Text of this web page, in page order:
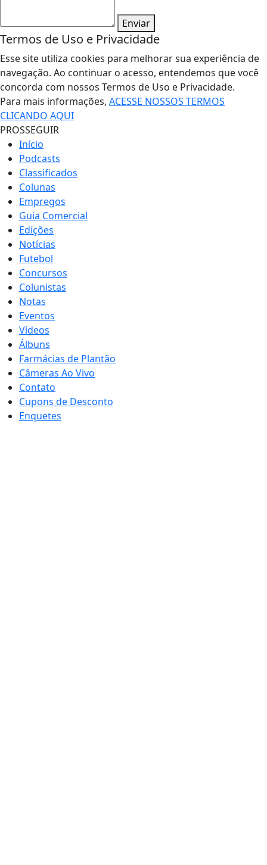
Enviar
Termos de Uso e Privacidade
Esse site utiliza cookies para melhorar sua experiência de
navegação. Ao continuar o acesso, entendemos que você
concorda com nossos Termos de Uso e Privacidade.
Para mais informações, ACESSE NOSSOS TERMOS
CLICANDO AQUI
PROSSEGUIR
Início
Podcasts
Classificados
Colunas
Empregos
Guia Comercial
Edições
Notícias
Futebol
Concursos
Colunistas
Notas
Eventos
Vídeos
Álbuns
Farmácias de Plantão
Câmeras Ao Vivo
Contato
Cupons de Desconto
Enquetes